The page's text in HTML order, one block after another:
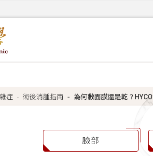
症 術後消腫指南 為何敷面膜還是乾？
臉部